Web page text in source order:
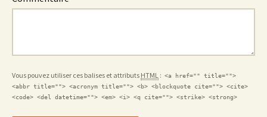
Vous pouvez utiliser ces balises et attributs HTML : <a href="" title="">
<abbr title=""> <acronym title=""> <b> <blockquote cite=""> <cite>
<code> <del datetime=""> <em> <i> <q cite=""> <strike> <strong>